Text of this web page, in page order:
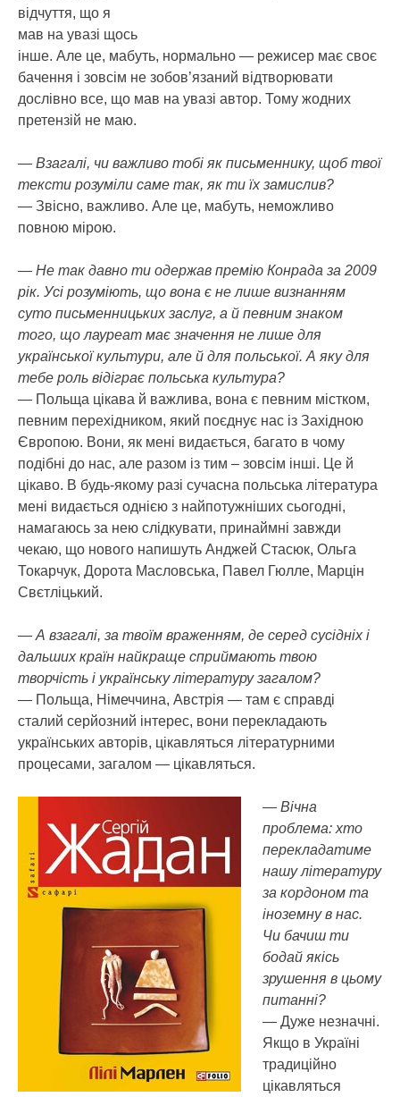
відчуття, що я
мав на увазі щось
інше. Але це, мабуть, нормально — режисер має своє
бачення і зовсім не зобов’язаний відтворювати
дослівно все, що мав на увазі автор. Тому жодних
претензій не маю.
— Взагалі, чи важливо тобі як письменнику, щоб твої
тексти розуміли саме так, як ти їх замислив?
— Звісно, важливо. Але це, мабуть, неможливо
повною мірою.
— Не так давно ти одержав премію Конрада за 2009
рік. Усі розуміють, що вона є не лише визнанням
суто письменницьких заслуг, а й певним знаком
того, що лауреат має значення не лише для
української культури, але й для польської. А яку для
тебе роль відіграє польська культура?
— Польща цікава й важлива, вона є певним містком,
певним перехідником, який поєднує нас із Західною
Європою. Вони, як мені видається, багато в чому
подібні до нас, але разом із тим – зовсім інші. Це й
цікаво. В будь-якому разі сучасна польська література
мені видається однією з найпотужніших сьогодні,
намагаюсь за нею слідкувати, принаймні завжди
чекаю, що нового напишуть Анджей Стасюк, Ольга
Токарчук, Дорота Масловська, Павел Гюлле, Марцін
Свєтліцький.
— А взагалі, за твоїм враженням, де серед сусідніх і
дальших країн найкраще сприймають твою
творчість і українську літературу загалом?
— Польща, Німеччина, Австрія — там є справді
сталий серйозний інтерес, вони перекладають
українських авторів, цікавляться літературними
процесами, загалом — цікавляться.
— Вічна
проблема: хто
перекладатиме
нашу літературу
за кордоном та
іноземну в нас.
Чи бачиш ти
бодай якісь
зрушення в цьому
питанні?
— Дуже незначні.
Якщо в Україні
традиційно
цікавляться